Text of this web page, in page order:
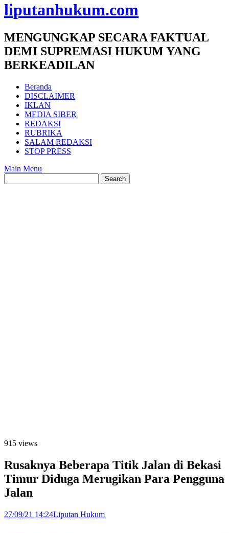
liputanhukum.com
MENGUNGKAP SECARA FAKTUAL
DEMI SUPREMASI HUKUM YANG
BERKEADILAN
Beranda
DISCLAIMER
IKLAN
MEDIA SIBER
REDAKSI
RUBRIKA
SALAM REDAKSI
STOP PRESS
Main Menu
915 views
Rusaknya Beberapa Titik Jalan di Bekasi
Timur Diduga Merugikan Para Pengguna
Jalan
27/09/21 14:24Liputan Hukum